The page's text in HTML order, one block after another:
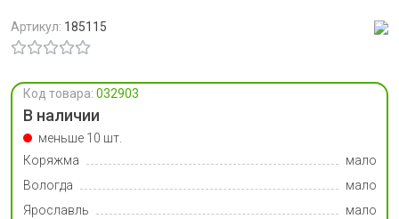
Артикул: 185115
Код товара: 032903
В наличии
меньше 10 шт.
Коряжма
мало
Вологда
мало
Ярославль
мало